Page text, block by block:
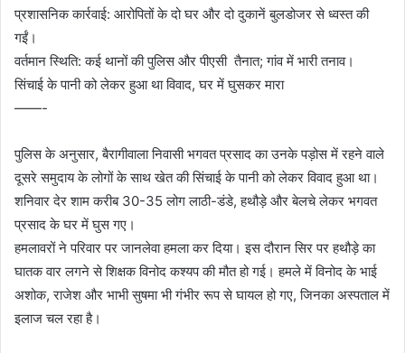
​प्रशासनिक कार्रवाई: आरोपितों के दो घर और दो दुकानें बुलडोजर से ध्वस्त की
गईं।
​वर्तमान स्थिति: कई थानों की पुलिस और पीएसी तैनात; गांव में भारी तनाव।
सिंचाई के पानी को लेकर हुआ था विवाद, घर में घुसकर मारा
​——-
पुलिस के अनुसार, बैरागीवाला निवासी भगवत प्रसाद का उनके पड़ोस में रहने वाले
दूसरे समुदाय के लोगों के साथ खेत की सिंचाई के पानी को लेकर विवाद हुआ था।
शनिवार देर शाम करीब 30-35 लोग लाठी-डंडे, हथौड़े और बेलचे लेकर भगवत
प्रसाद के घर में घुस गए।
​हमलावरों ने परिवार पर जानलेवा हमला कर दिया। इस दौरान सिर पर हथौड़े का
घातक वार लगने से शिक्षक विनोद कश्यप की मौत हो गई। हमले में विनोद के भाई
अशोक, राजेश और भाभी सुषमा भी गंभीर रूप से घायल हो गए, जिनका अस्पताल में
इलाज चल रहा है।